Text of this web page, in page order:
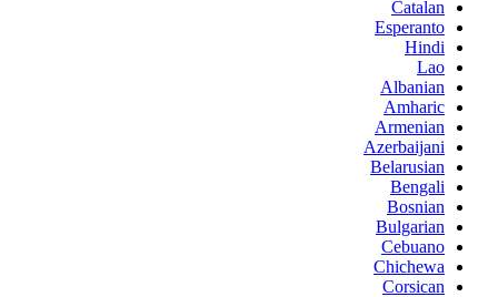
Catalan
Esperanto
Hindi
Lao
Albanian
Amharic
Armenian
Azerbaijani
Belarusian
Bengali
Bosnian
Bulgarian
Cebuano
Chichewa
Corsican